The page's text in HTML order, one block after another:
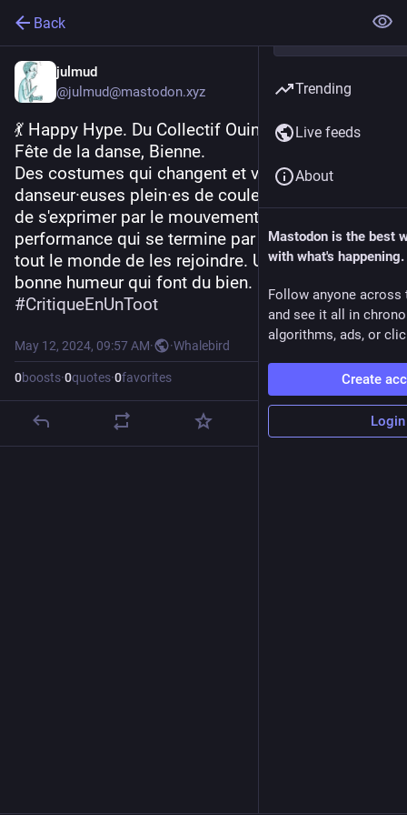
Back
julmud
@julmud@mastodon.xyz
💃 Happy Hype. Du Collectif Ouinch Ouinch, à la
Fête de la danse, Bienne.
Des costumes qui changent et volent, dans
danseur·euses plein·es de couleur et heureux·ses
de s'exprimer par le mouvement, ... et une
performance qui se termine par une invitation à
tout le monde de les rejoindre. Une énergie et
bonne humeur qui font du bien.
#CritiqueEnUnToot
May 12, 2024, 09:57 AM· ·Whalebird
0boosts·0quotes·0favorites
Trending
Live feeds
About
Mastodon is the best
with what's happening.
Follow anyone across
and see it all in
algorithms, ads, or
Create
Login